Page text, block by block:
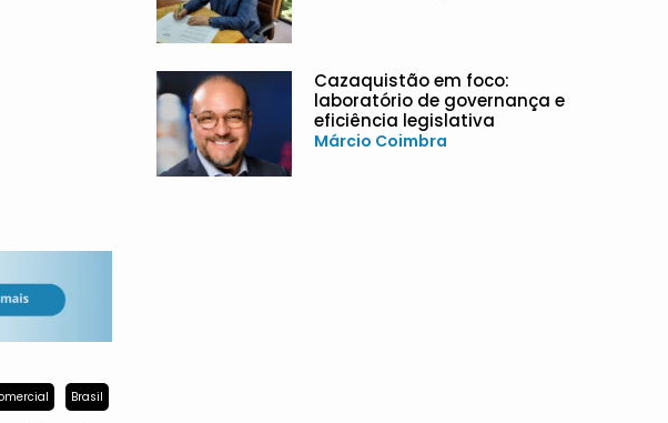
Brasil
Cazaquistão em foco:
laboratório de governança e
eficiência legislativa
Márcio Coimbra